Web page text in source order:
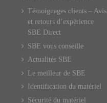
Témoignages clients – Avis
et retours d’expérience
SBE Direct
SBE vous conseille
Actualités SBE
Le meilleur de SBE
Identification du matériel
Sécurité du matériel